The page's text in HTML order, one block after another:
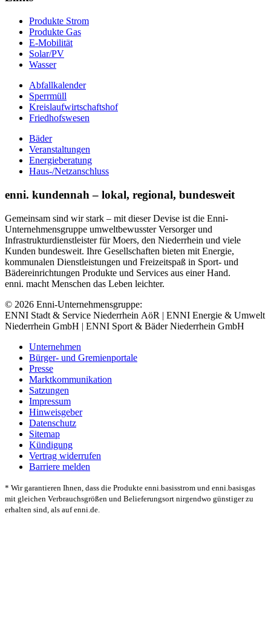
Produkte Strom
Produkte Gas
E-Mobilität
Solar/PV
Wasser
Abfallkalender
Sperrmüll
Kreislaufwirtschaftshof
Friedhofswesen
Bäder
Veranstaltungen
Energieberatung
Haus-/Netzanschluss
enni. kundennah – lokal, regional, bundesweit
Gemeinsam sind wir stark – mit dieser Devise ist die Enni-
Unternehmensgruppe umweltbewusster Versorger und
Infrastrukturdienstleister für Moers, den Niederrhein und viele
Kunden bundesweit. Ihre Gesellschaften bieten mit Energie,
kommunalen Dienstleistungen und Freizeitspaß in Sport- und
Bädereinrichtungen Produkte und Services aus einer Hand.
enni. macht Menschen das Leben leichter.
© 2026 Enni-Unternehmensgruppe:
ENNI Stadt & Service Niederrhein AöR | ENNI Energie & Umwelt
Niederrhein GmbH | ENNI Sport & Bäder Niederrhein GmbH
Unternehmen
Bürger- und Gremienportale
Presse
Marktkommunikation
Satzungen
Impressum
Hinweisgeber
Datenschutz
Sitemap
Kündigung
Vertrag widerrufen
Barriere melden
* Wir garantieren Ihnen, dass die Produkte enni.basisstrom und enni.basisgas
mit gleichen Verbrauchsgrößen und Belieferungsort nirgendwo günstiger zu
erhalten sind, als auf enni.de.